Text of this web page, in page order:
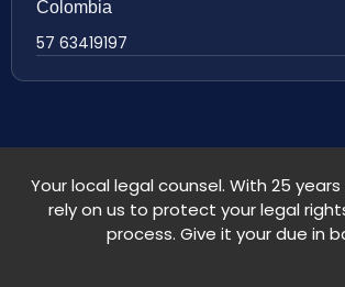
Colombia
57 63419197
Your local legal counsel. With 25
rely on us to protect your legal
process. Give it your due in